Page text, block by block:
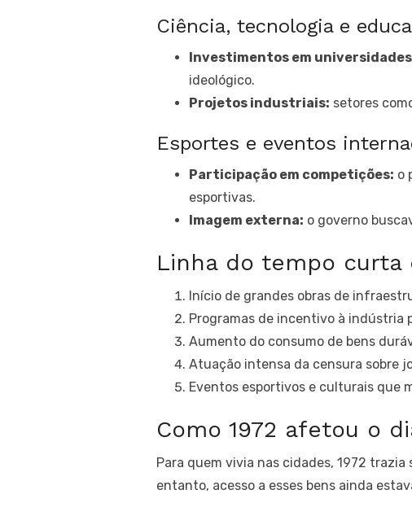
Ciência, tecnologia e
Investimentos em
ideológico.
Projetos industriais: setores
Esportes e eventos
Participação em competições: o
esportivas.
Imagem externa: o governo
Linha do tempo curta
Início de grandes obras de
Programas de incentivo à indústria
Aumento do consumo de bens
Atuação intensa da censura sobre
Eventos esportivos e culturais que
Como 1972 afetou o
Para quem vivia nas cidades, 1972
entanto, acesso a esses bens ainda